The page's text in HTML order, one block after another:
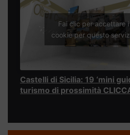
Fai clic per accettare i
cookie per questo
Castelli di Sicilia: 19 ‘mini
turismo di prossimità